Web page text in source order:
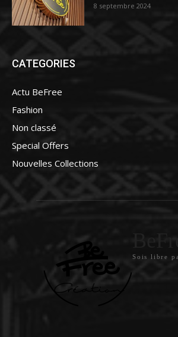
8 septembre 2024
CATEGORIES
Actu BeFree
Fashion
Non classé
Special Offers
Nouvelles Collections
Sois libre